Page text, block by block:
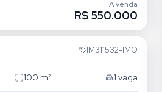
À venda
R$ 550.000
IM311532-IMO
100 m² 1 vaga